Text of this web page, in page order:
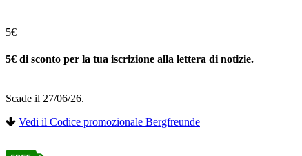
5€
5€ di sconto per la tua iscrizione alla lettera di notizie.
Scade il 27/06/26.
Vedi il Codice promozionale Bergfreunde